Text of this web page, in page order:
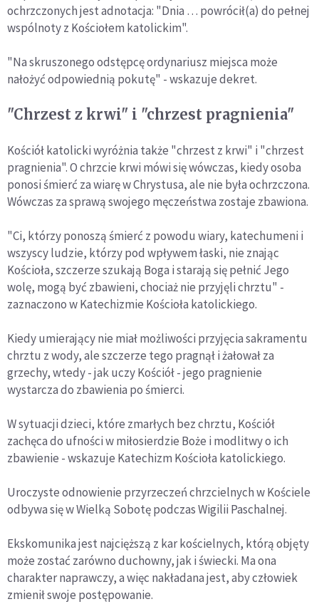
ochrzczonych jest adnotacja: "Dnia … powrócił(a) do pełnej
wspólnoty z Kościołem katolickim".
"Na skruszonego odstępcę ordynariusz miejsca może
nałożyć odpowiednią pokutę" - wskazuje dekret.
"Chrzest z krwi" i "chrzest pragnienia"
Kościół katolicki wyróżnia także "chrzest z krwi" i "chrzest
pragnienia". O chrzcie krwi mówi się wówczas, kiedy osoba
ponosi śmierć za wiarę w Chrystusa, ale nie była ochrzczona.
Wówczas za sprawą swojego męczeństwa zostaje zbawiona.
"Ci, którzy ponoszą śmierć z powodu wiary, katechumeni i
wszyscy ludzie, którzy pod wpływem łaski, nie znając
Kościoła, szczerze szukają Boga i starają się pełnić Jego
wolę, mogą być zbawieni, chociaż nie przyjęli chrztu" -
zaznaczono w Katechizmie Kościoła katolickiego.
Kiedy umierający nie miał możliwości przyjęcia sakramentu
chrztu z wody, ale szczerze tego pragnął i żałował za
grzechy, wtedy - jak uczy Kościół - jego pragnienie
wystarcza do zbawienia po śmierci.
W sytuacji dzieci, które zmarłych bez chrztu, Kościół
zachęca do ufności w miłosierdzie Boże i modlitwy o ich
zbawienie - wskazuje Katechizm Kościoła katolickiego.
Uroczyste odnowienie przyrzeczeń chrzcielnych w Kościele
odbywa się w Wielką Sobotę podczas Wigilii Paschalnej.
Ekskomunika jest najcięższą z kar kościelnych, którą objęty
może zostać zarówno duchowny, jak i świecki. Ma ona
charakter naprawczy, a więc nakładana jest, aby człowiek
zmienił swoje postępowanie.